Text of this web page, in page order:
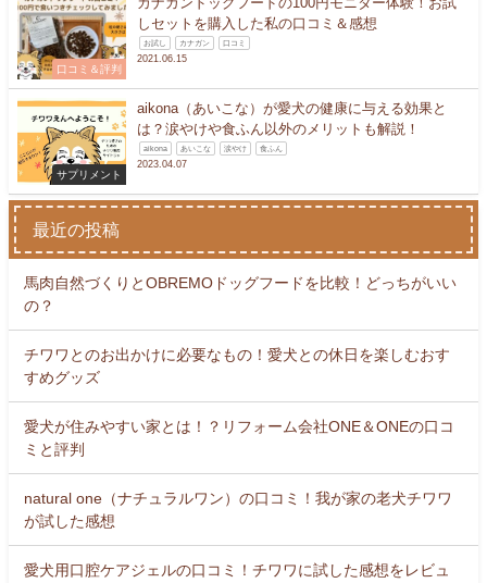
口コミ＆評判
カナガンドッグフードの100円モニター体験！お試
しセットを購入した私の口コミ＆感想
お試し カナガン 口コミ
2021.06.15
サプリメント
aikona（あいこな）が愛犬の健康に与える効果と
は？涙やけや食ふん以外のメリットも解説！
aikona あいこな 涙やけ 食ふん
2023.04.07
最近の投稿
馬肉自然づくりとOBREMOドッグフードを比較！どっちがいい
の？
チワワとのお出かけに必要なもの！愛犬との休日を楽しむおす
すめグッズ
愛犬が住みやすい家とは！？リフォーム会社ONE＆ONEの口コ
ミと評判
natural one（ナチュラルワン）の口コミ！我が家の老犬チワワ
が試した感想
愛犬用口腔ケアジェルの口コミ！チワワに試した感想をレビュ